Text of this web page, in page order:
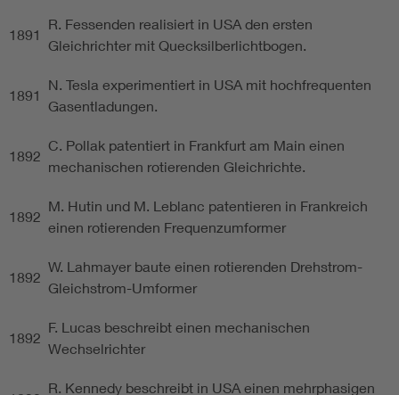
1891
R. Fessenden realisiert in USA den ersten
Gleichrichter mit Quecksilberlichtbogen.
1891
N. Tesla experimentiert in USA mit hochfrequenten
Gasentladungen.
1892
C. Pollak patentiert in Frankfurt am Main einen
mechanischen rotierenden Gleichrichte.
1892
M. Hutin und M. Leblanc patentieren in Frankreich
einen rotierenden Frequenzumformer
1892
W. Lahmayer baute einen rotierenden Drehstrom-
Gleichstrom-Umformer
1892
F. Lucas beschreibt einen mechanischen
Wechselrichter
R. Kennedy beschreibt in USA einen mehrphasigen